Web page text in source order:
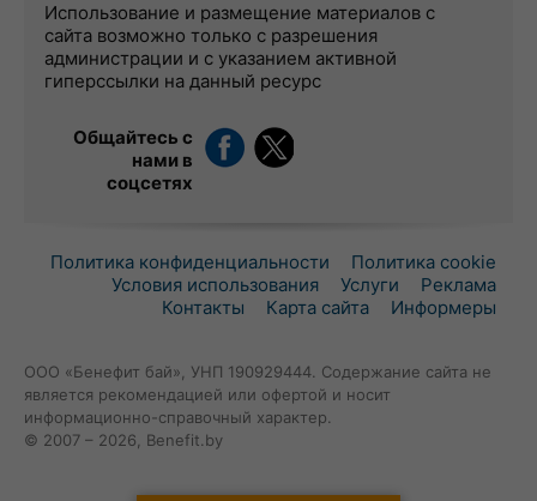
Использование и размещение материалов с
сайта возможно только с разрешения
администрации и с указанием активной
гиперссылки на данный ресурс
Общайтесь с
нами в
соцсетях
Политика конфиденциальности
Политика cookie
Условия использования
Услуги
Реклама
Контакты
Карта сайта Информеры
ООО «Бенефит бай», УНП 190929444. Содержание сайта не
является рекомендацией или офертой и носит
информационно-справочный характер.
© 2007 – 2026, Benefit.by